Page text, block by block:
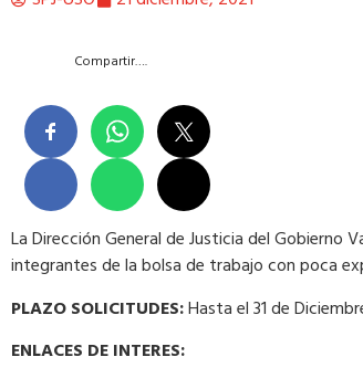
Compartir….
La Dirección General de Justicia del Gobierno
integrantes de la bolsa de trabajo con poca
PLAZO SOLICITUDES:Hasta el 31 de
ENLACES DE INTERES: